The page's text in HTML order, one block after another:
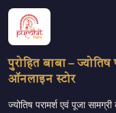
पुरोहित बाबा –
ऑनलाइन स्टोर
ज्योतिष परामर्श एवं पूजा